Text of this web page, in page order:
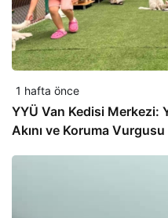
1 hafta önce
YYÜ Van Kedisi Merkezi:
Akını ve Koruma Vurgusu